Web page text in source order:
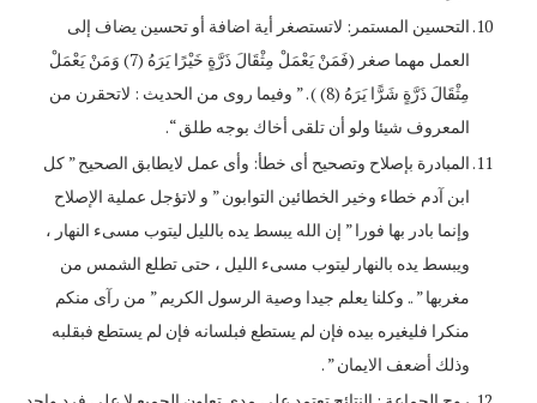
التحسين المستمر: لاتستصغر أية اضافة أو تحسين يضاف إلى
العمل مهما صغر (فَمَنْ يَعْمَلْ مِثْقَالَ ذَرَّةٍ خَيْرًا يَرَهُ (7) وَمَنْ يَعْمَلْ
مِثْقَالَ ذَرَّةٍ شَرًّا يَرَهُ (8) ) . ” وفيما روى من الحديث : لاتحقرن من
المعروف شيئا ولو أن تلقى أخاك بوجه طلق “.
المبادرة بإصلاح وتصحيح أى خطأ: وأى عمل لايطابق الصحيح ” كل
ابن آدم خطاء وخير الخطائين التوابون ” و لاتؤجل عملية الإصلاح
وإنما بادر بها فورا ” إن الله يبسط يده بالليل ليتوب مسىء النهار ،
ويبسط يده بالنهار ليتوب مسىء الليل ، حتى تطلع الشمس من
مغربها ” .. وكلنا يعلم جيدا وصية الرسول الكريم ” من رآى منكم
منكرا فليغيره بيده فإن لم يستطع فبلسانه فإن لم يستطع فبقلبه
وذلك أضعف الايمان ” .